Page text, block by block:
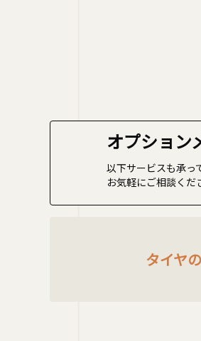
オプション
以下サービスも承っ
お気軽にご相談くだ
タイヤ